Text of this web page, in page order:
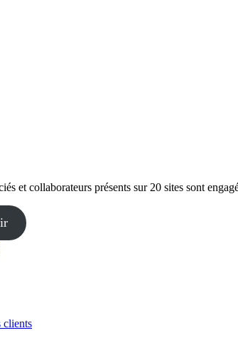
– Audit
et collaborateurs présents sur 20 sites sont
clients